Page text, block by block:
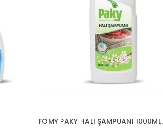
FOMY PAKY HALI ŞAMPUANI 1000ML.